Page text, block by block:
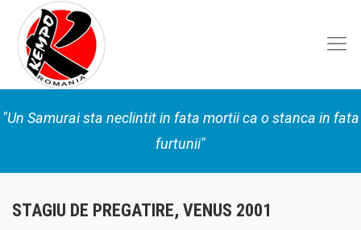
"Un Samurai sta neclintit in fata mortii ca o stanca in fata
furtunii"
STAGIU DE PREGATIRE, VENUS 2001